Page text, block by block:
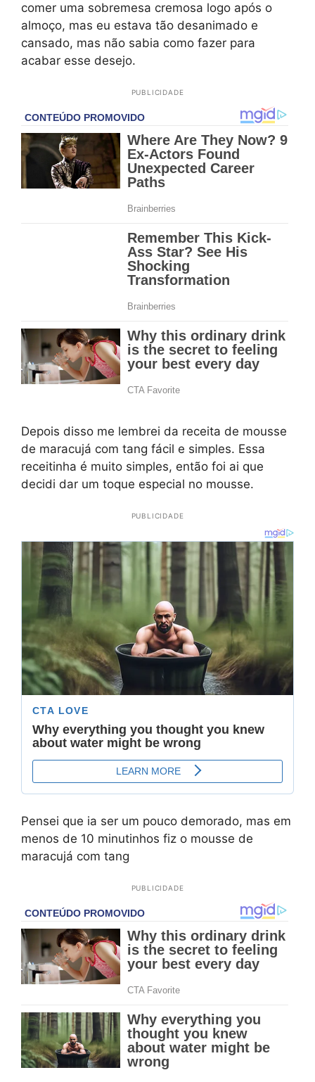
comer uma sobremesa cremosa logo após o
almoço, mas eu estava tão desanimado e
cansado, mas não sabia como fazer para
acabar esse desejo.
PUBLICIDADE
Depois disso me lembrei da receita de mousse
de maracujá com tang fácil e simples. Essa
receitinha é muito simples, então foi ai que
decidi dar um toque especial no mousse.
PUBLICIDADE
Pensei que ia ser um pouco demorado, mas em
menos de 10 minutinhos fiz o mousse de
maracujá com tang
PUBLICIDADE